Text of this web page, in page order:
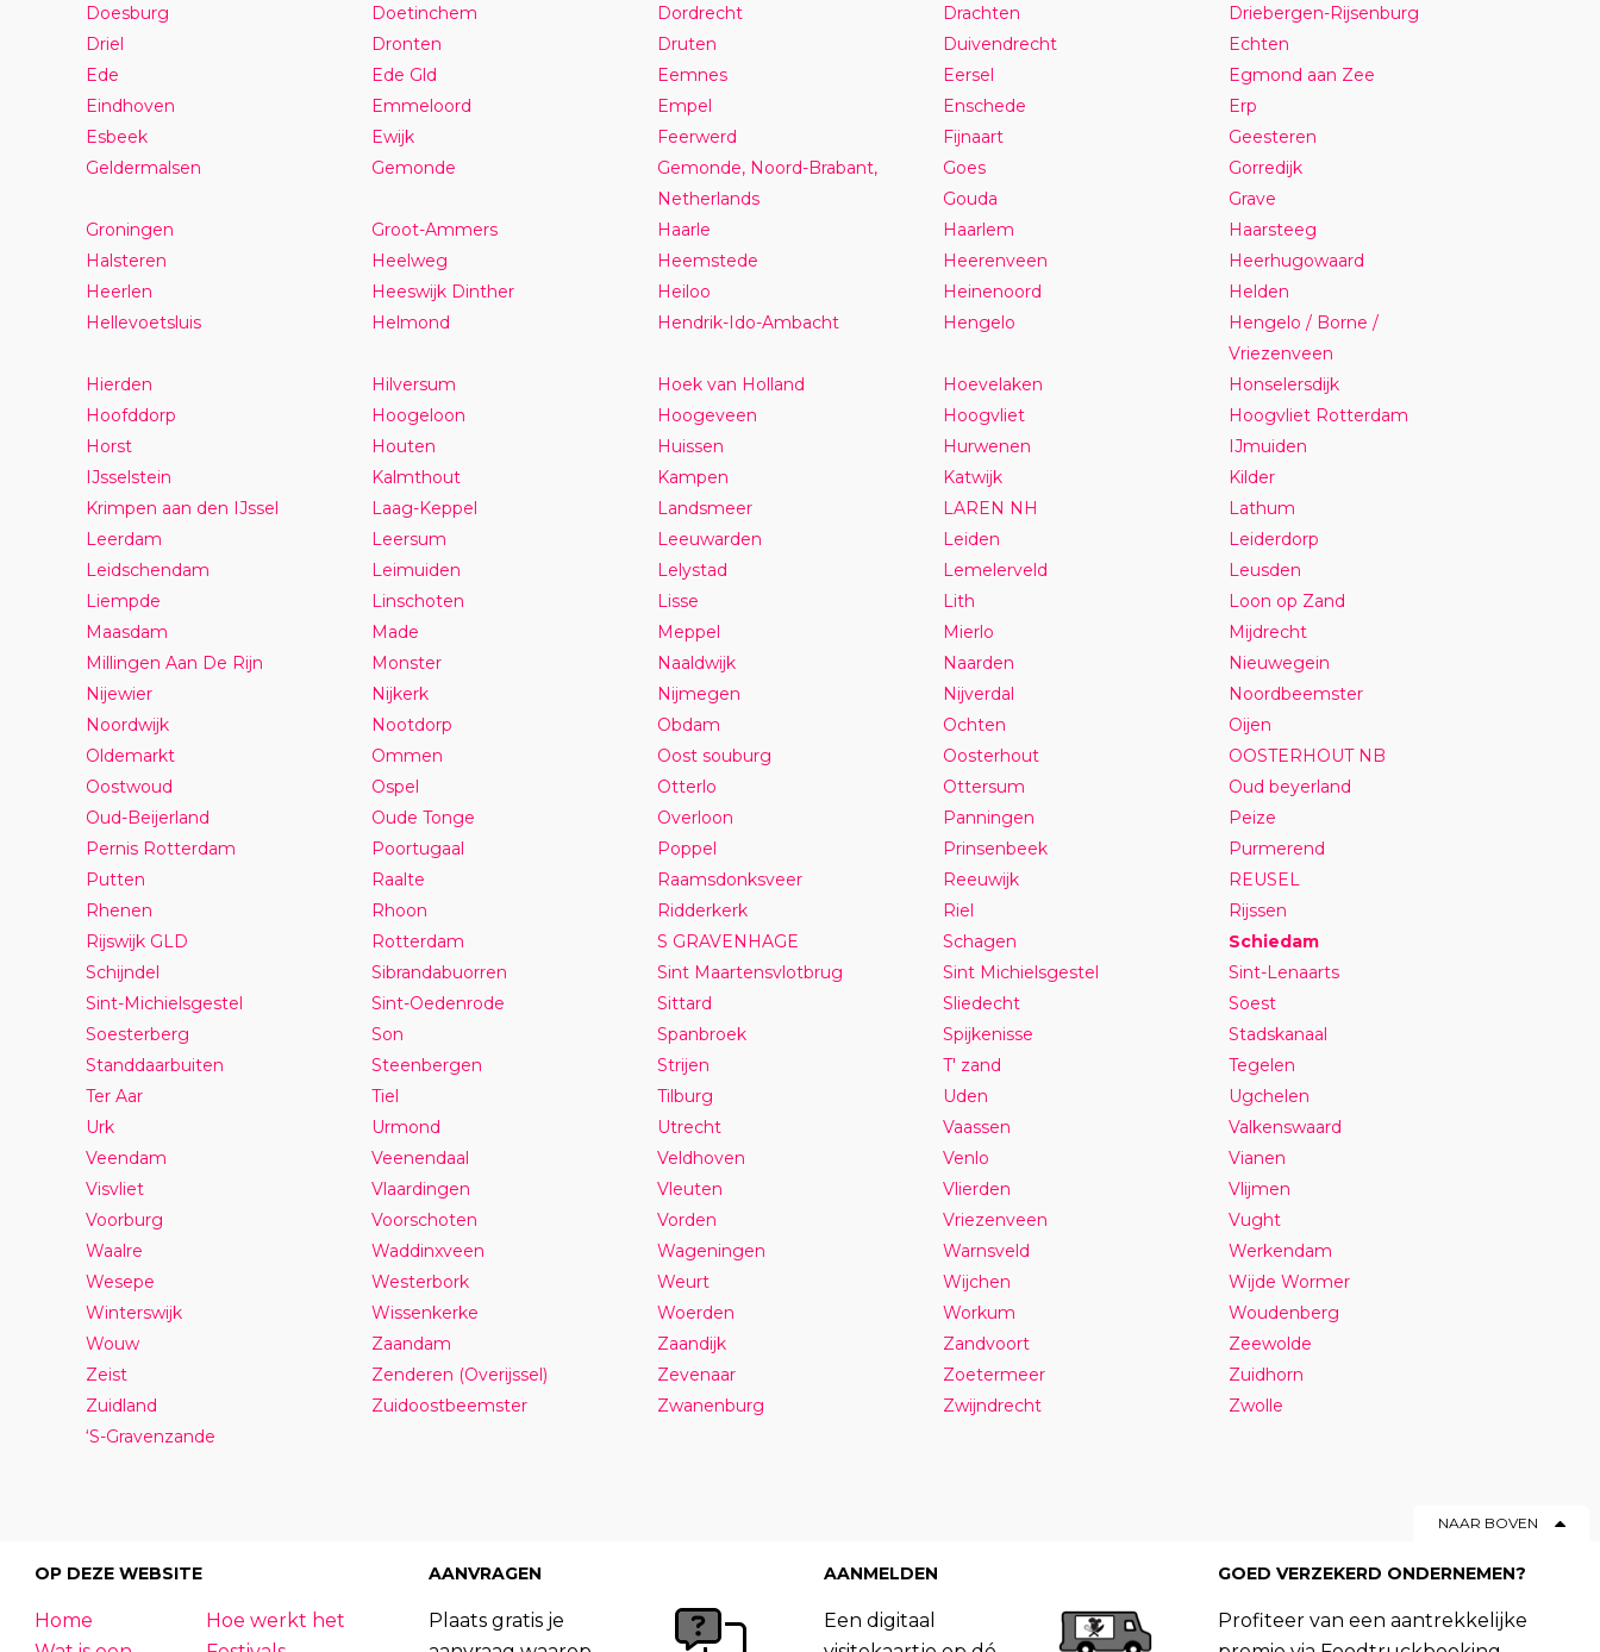
Doesburg
Doetinchem Dordrecht Drachten
Driebergen-Rijsenburg
Driel
Dronten Druten Duivendrecht
Echten
Ede
Ede Gld Eemnes Eersel
Egmond aan Zee
Eindhoven
Emmeloord Empel Enschede
Erp
Esbeek
Ewijk Feerwerd Fijnaart
Geesteren
Geldermalsen
Gemonde
Gemonde, Noord-Brabant,
Netherlands
Goes
Gorredijk
Gouda
Grave
Groningen
Groot-Ammers Haarle Haarlem
Haarsteeg
Halsteren
Heelweg Heemstede Heerenveen
Heerhugowaard
Heerlen
Heeswijk Dinther Heiloo Heinenoord
Helden
Hellevoetsluis
Helmond Hendrik-Ido-Ambacht Hengelo
Hengelo / Borne /
Vriezenveen
Hierden
Hilversum Hoek van Holland Hoevelaken
Honselersdijk
Hoofddorp
Hoogeloon Hoogeveen Hoogvliet
Hoogvliet Rotterdam
Horst
Houten Huissen Hurwenen
IJmuiden
IJsselstein
Kalmthout Kampen Katwijk
Kilder
Krimpen aan den IJssel
Laag-Keppel Landsmeer LAREN NH
Lathum
Leerdam
Leersum Leeuwarden Leiden
Leiderdorp
Leidschendam
Leimuiden Lelystad Lemelerveld
Leusden
Liempde
Linschoten Lisse Lith
Loon op Zand
Maasdam
Made Meppel Mierlo
Mijdrecht
Millingen Aan De Rijn
Monster Naaldwijk Naarden
Nieuwegein
Nijewier
Nijkerk Nijmegen Nijverdal
Noordbeemster
Noordwijk
Nootdorp Obdam Ochten
Oijen
Oldemarkt
Ommen Oost souburg Oosterhout
OOSTERHOUT NB
Oostwoud
Ospel Otterlo Ottersum
Oud beyerland
Oud-Beijerland
Oude Tonge Overloon Panningen
Peize
Pernis Rotterdam
Poortugaal Poppel Prinsenbeek
Purmerend
Putten
Raalte Raamsdonksveer Reeuwijk
REUSEL
Rhenen
Rhoon Ridderkerk Riel
Rijssen
Rijswijk GLD
Rotterdam S GRAVENHAGE Schagen
Schiedam
Schijndel
Sibrandabuorren Sint Maartensvlotbrug Sint Michielsgestel
Sint-Lenaarts
Sint-Michielsgestel
Sint-Oedenrode Sittard Sliedecht
Soest
Soesterberg
Son Spanbroek Spijkenisse
Stadskanaal
Standdaarbuiten
Steenbergen Strijen T' zand
Tegelen
Ter Aar
Tiel Tilburg Uden
Ugchelen
Urk
Urmond Utrecht Vaassen
Valkenswaard
Veendam
Veenendaal Veldhoven Venlo
Vianen
Visvliet
Vlaardingen Vleuten Vlierden
Vlijmen
Voorburg
Voorschoten Vorden Vriezenveen
Vught
Waalre
Waddinxveen Wageningen Warnsveld
Werkendam
Wesepe
Westerbork Weurt Wijchen
Wijde Wormer
Winterswijk
Wissenkerke Woerden Workum
Woudenberg
Wouw
Zaandam Zaandijk Zandvoort
Zeewolde
Zeist
Zenderen (Overijssel) Zevenaar Zoetermeer
Zuidhorn
Zuidland
Zuidoostbeemster Zwanenburg Zwijndrecht
Zwolle
‘S-Gravenzande
NAAR BOVEN
OP DEZE WEBSITE
Home
Hoe werkt het
AANVRAGEN
Plaats gratis je
AANMELDEN
Een digitaal
GOED VERZEKERD ONDERNEMEN?
Profiteer van een aantrekkelijke